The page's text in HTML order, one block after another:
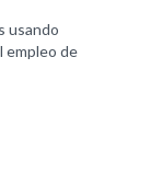
usando
empleo de